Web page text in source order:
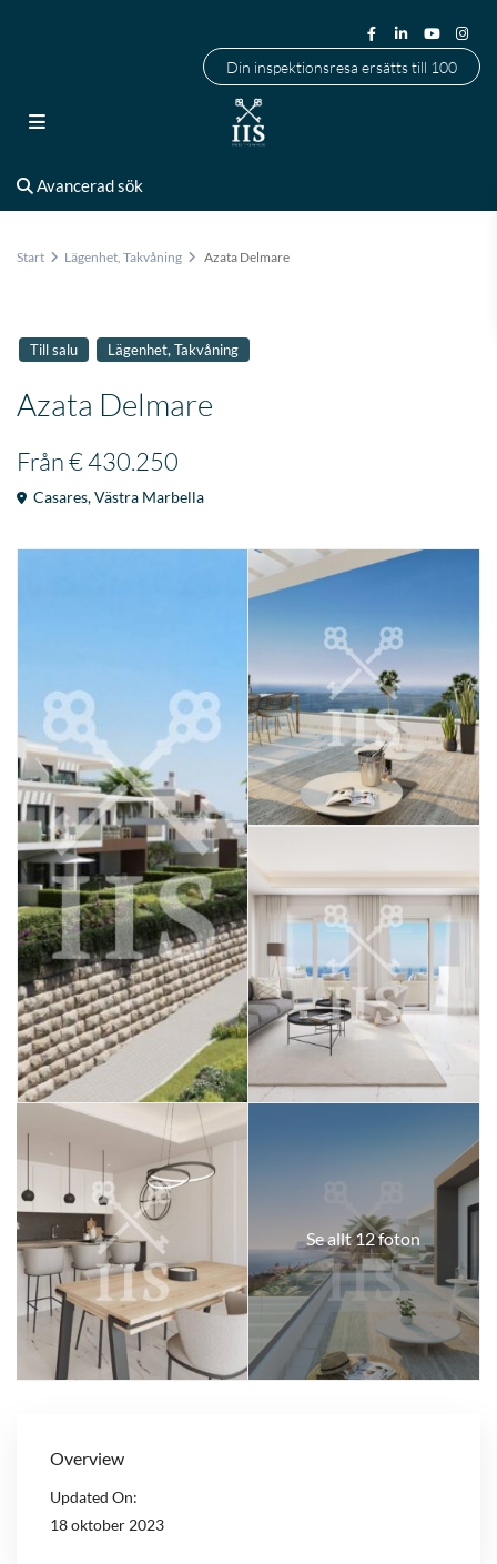
Din inspektionsresa ersätts till 100
Avancerad sök
Start Lägenhet,Takvåning Azata Delmare
Till salu Lägenhet,Takvåning
Azata Delmare
Från€ 430.250
Casares,Västra Marbella
Se allt 12 foton
Overview
Updated On:
18 oktober 2023